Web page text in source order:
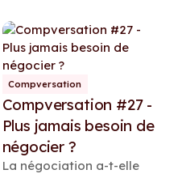
Compversation
Compversation #27 -
Plus jamais besoin de
négocier ?
La négociation a-t-elle